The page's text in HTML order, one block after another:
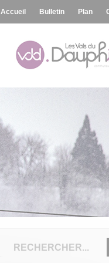
Accueil Bulletin Plan